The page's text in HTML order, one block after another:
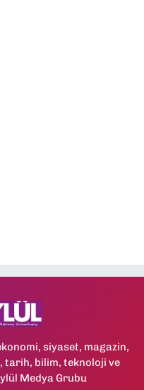
siyaset, magazin,
tarih, bilim, teknoloji ve
Medya Grubu